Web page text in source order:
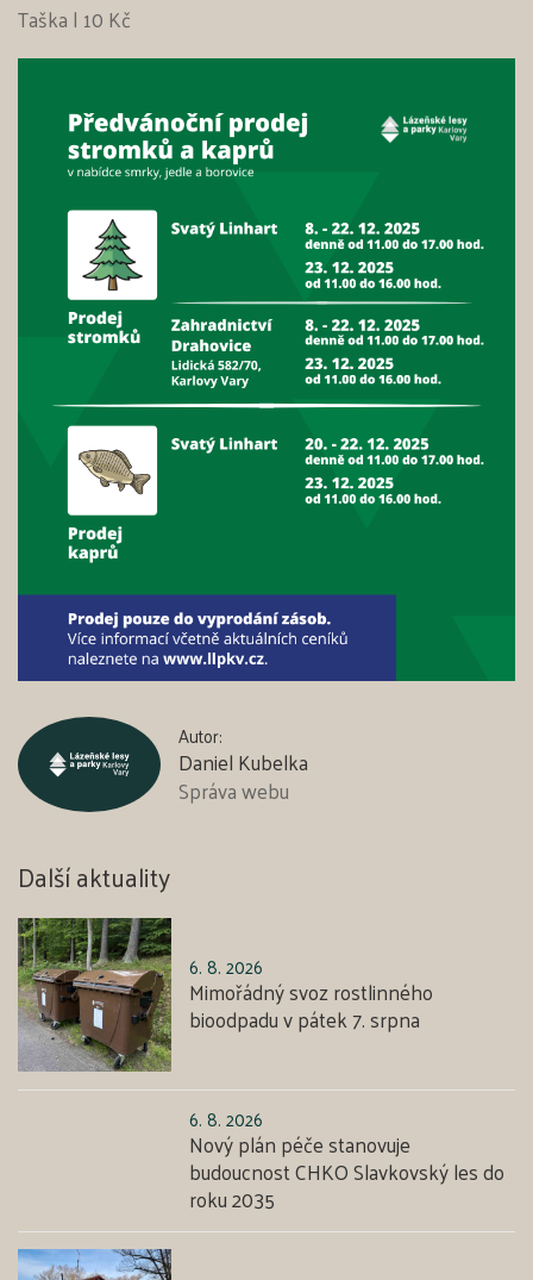
Taška | 10 Kč
Autor:
Daniel Kubelka
Správa webu
Další aktuality
6. 8. 2026
Mimořádný svoz rostlinného
bioodpadu v pátek 7. srpna
6. 8. 2026
Nový plán péče stanovuje
budoucnost CHKO Slavkovský les do
roku 2035